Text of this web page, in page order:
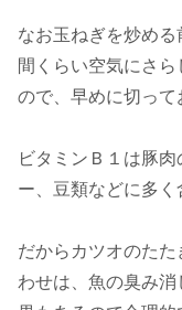
なお玉ねぎを炒め
間くらい空気にさ
ので、早めに切って
ビタミンＢ１は豚
ー、豆類などに多く
だからカツオのた
わせは、魚の臭み